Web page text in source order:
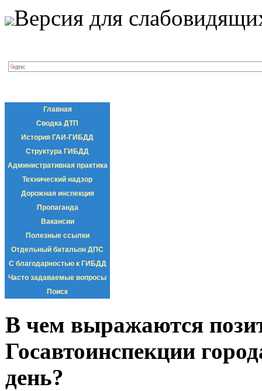
Версия для
Главная
Сводка ДТП
История ГАИ-ГИБДД
Структура ГИБДД
Административная практика
Технический надзор
Дорожная инспекция
Пропаганда
Вакансии
Полезные ссылки
Отдельный батальон ДПС
С благодарностью к ГИБДД
Часто задаваемые вопросы
Поиск
В чем выражаются
Госавтоинспекции
день?